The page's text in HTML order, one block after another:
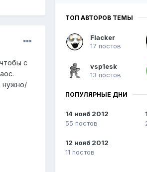
с
нужно/
ТОП АВТОРОВ ТЕМЫ
Flacker
17 постов
vsp1esk
13 постов
ПОПУЛЯРНЫЕ ДНИ
14 нояб 2012
55 постов
12 нояб 2012
11 постов